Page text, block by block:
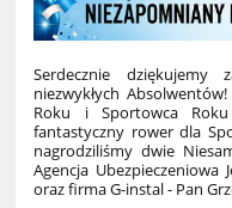
Serdecznie
niezwykłych
Roku i Sportowca
fantastyczny rower dla
nagrodziliśmy dwie
Agencja Ubezpieczeniowa
oraz firma G-instal - Pan